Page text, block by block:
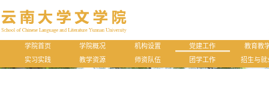
学院首页 学院概况 机构设置 党建工作
教育教
实习实践
教学资源 师资队伍 团学工作 招生与就